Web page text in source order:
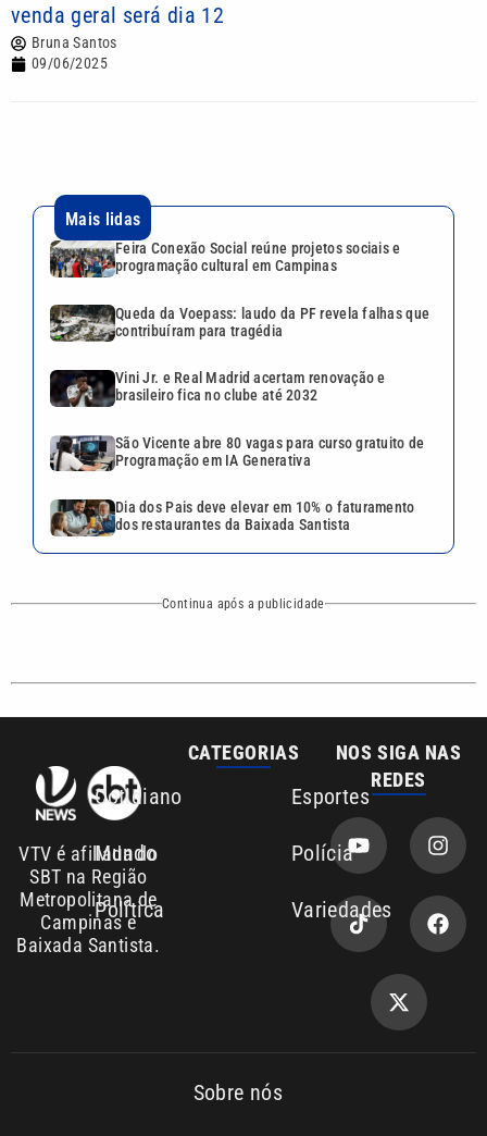
venda geral será dia 12
Bruna Santos
09/06/2025
Mais lidas
Feira Conexão Social reúne projetos sociais e
programação cultural em Campinas
Queda da Voepass: laudo da PF revela falhas que
contribuíram para tragédia
Vini Jr. e Real Madrid acertam renovação e
brasileiro fica no clube até 2032
São Vicente abre 80 vagas para curso gratuito de
Programação em IA Generativa
Dia dos Pais deve elevar em 10% o faturamento
dos restaurantes da Baixada Santista
Continua após a publicidade
VTV é afiliada do
SBT na Região
Metropolitana de
Campinas e
Baixada Santista.
Esportes
Mundo Polícia
Política Variedades
Anuncie agora com a emissora VTV SBT